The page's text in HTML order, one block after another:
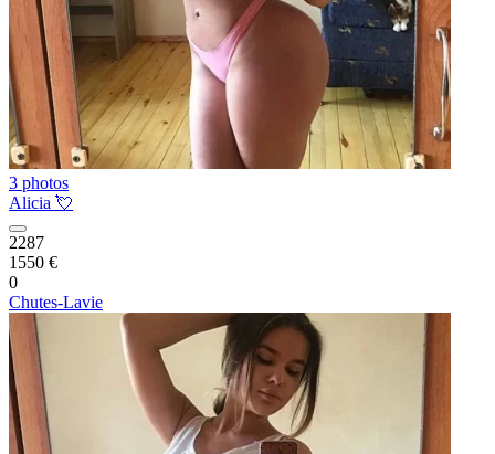
3 photos
Alicia 💘
2287
1550 €
0
Chutes-Lavie